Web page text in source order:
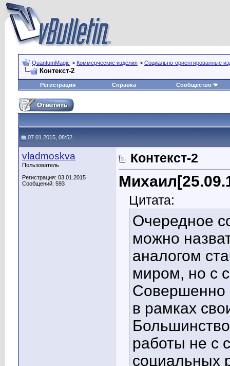
QuantumMagic > Коммерческие изделия > Социально-ориентированные
Контекст-2
Регистрация Справка Сообщество
07.01.2015, 08:52
vladmoskva
Пользователь
Регистрация: 03.01.2015
Сообщений: 593
Контекст-2
Цитата:
Очередное
можно
аналогом
миром, но с
Совершенно
в рамках
работы не с
социальных